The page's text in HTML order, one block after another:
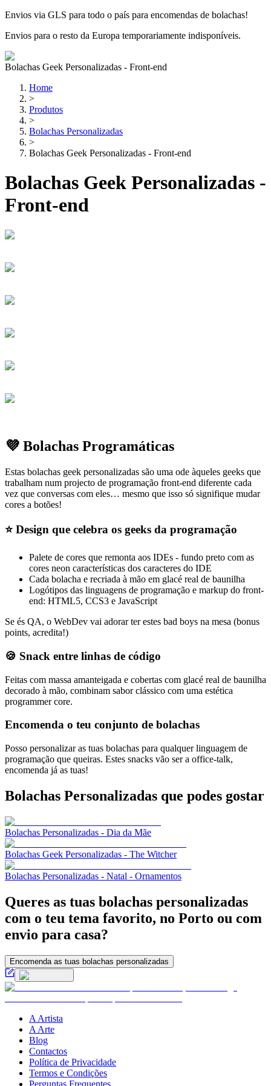
Envios via GLS para todo o país para encomendas de bolachas!
Envios para o resto da Europa temporariamente indisponíveis.
Bolachas Geek Personalizadas - Front-end
Home
>
Produtos
>
Bolachas Personalizadas
>
Bolachas Geek Personalizadas - Front-end
Bolachas Geek Personalizadas -
Front-end
💜 Bolachas Programáticas
Estas bolachas geek personalizadas são uma ode àqueles geeks que
trabalham num projecto de programação front-end diferente cada
vez que conversas com eles… mesmo que isso só signifique mudar
cores a botões!
⭐Design que celebra os geeks da programação
Palete de cores que remonta aos IDEs - fundo preto com as
cores neon características dos caracteres do IDE
Cada bolacha e recriada à mão em glacé real de baunilha
Logótipos das linguagens de programação e markup do front-
end: HTML5, CCS3 e JavaScript
Se és QA, o WebDev vai adorar ter estes bad boys na mesa (bonus
points, acredita!)
🍪 Snack entre linhas de código
Feitas com massa amanteigada e cobertas com glacé real de baunilha
decorado à mão, combinam sabor clássico com uma estética
programmer core.
Encomenda o teu conjunto de bolachas
Posso personalizar as tuas bolachas para qualquer linguagem de
programação que queiras. Estes snacks vão ser a office-talk,
encomenda já as tuas!
Bolachas Personalizadas que podes gostar
Bolachas Personalizadas - Dia da Mãe
Bolachas Geek Personalizadas - The Witcher
Bolachas Personalizadas - Natal - Ornamentos
Queres as tuas bolachas personalizadas
com o teu tema favorito, no Porto ou com
envio para casa?
Encomenda as tuas bolachas personalizadas
A Artista
A Arte
Blog
Contactos
Política de Privacidade
Termos e Condições
Perguntas Frequentes